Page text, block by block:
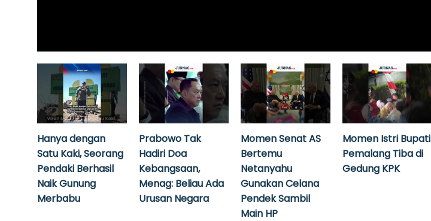
Hanya dengan
Satu Kaki, Seorang
Pendaki Berhasil
Naik Gunung
Merbabu
Prabowo Tak
Hadiri Doa
Kebangsaan,
Menag: Beliau Ada
Urusan Negara
Momen Senat AS
Bertemu
Netanyahu
Gunakan Celana
Pendek Sambil
Main HP
Momen Istri Bupati
Pemalang Tiba di
Gedung KPK